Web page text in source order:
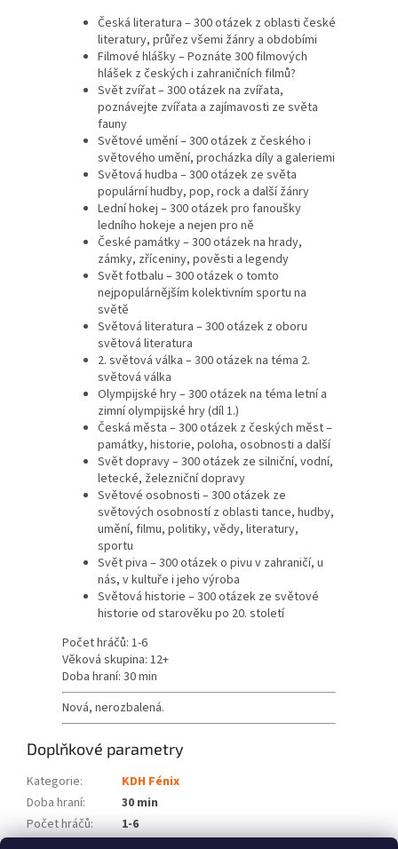
Česká literatura – 300 otázek z oblasti české
literatury, průřez všemi žánry a obdobími
Filmové hlášky – Poznáte 300 filmových
hlášek z českých i zahraničních filmů?
Svět zvířat – 300 otázek na zvířata,
poznávejte zvířata a zajímavosti ze světa
fauny
Světové umění – 300 otázek z českého i
světového umění, procházka díly a galeriemi
Světová hudba – 300 otázek ze světa
populární hudby, pop, rock a další žánry
Lední hokej – 300 otázek pro fanoušky
ledního hokeje a nejen pro ně
České památky – 300 otázek na hrady,
zámky, zříceniny, pověsti a legendy
Svět fotbalu – 300 otázek o tomto
nejpopulárnějším kolektivním sportu na
světě
Světová literatura – 300 otázek z oboru
světová literatura
2. světová válka – 300 otázek na téma 2.
světová válka
Olympijské hry – 300 otázek na téma letní a
zimní olympijské hry (díl 1.)
Česká města – 300 otázek z českých měst –
památky, historie, poloha, osobnosti a další
Svět dopravy – 300 otázek ze silniční, vodní,
letecké, železniční dopravy
Světové osobnosti – 300 otázek ze
světových osobností z oblasti tance, hudby,
umění, filmu, politiky, vědy, literatury,
sportu
Svět piva – 300 otázek o pivu v zahraničí, u
nás, v kultuře i jeho výroba
Světová historie – 300 otázek ze světové
historie od starověku po 20. století
Počet hráčů: 1-6
Věková skupina: 12+
Doba hraní: 30 min
Nová, nerozbalená.
Doplňkové parametry
Kategorie:
KDH Fénix
Doba hraní:
30 min
Počet hráčů:
1-6